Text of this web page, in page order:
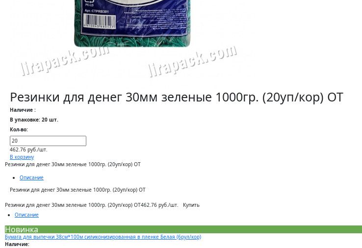
Резинки для денег 30мм зеленые 1000гр. (20уп/кор) ОТ
Наличие :
В упаковке: 20 шт.
Кол-во:
462.76 руб./шт.
В корзину
Резинки для денег 30мм зеленые 1000гр. (20уп/кор) ОТ
Описание
Резинки для денег 30мм зеленые 1000гр. (20уп/кор) ОТ
Резинки для денег 30мм зеленые 1000гр. (20уп/кор) ОТ462.76 руб./шт.
Купить
Описание
Новинка
Бумага для выпечки 38см*100м силиконизированная в пленке Белая (6рул/кор)
Наличие: